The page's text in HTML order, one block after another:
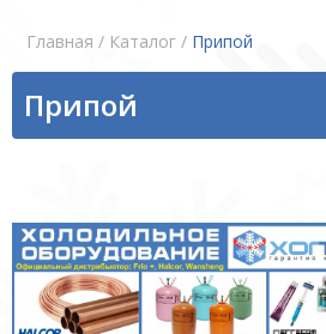
Главная / Каталог / Припой
Припой